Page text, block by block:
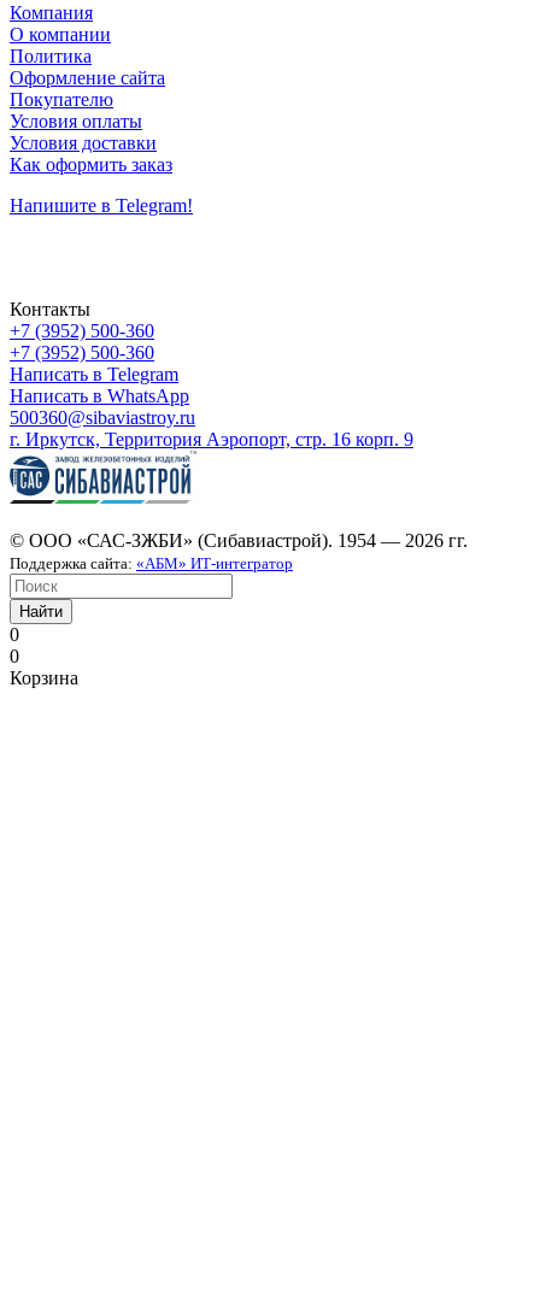
Компания
О компании
Политика
Оформление сайта
Покупателю
Условия оплаты
Условия доставки
Как оформить заказ
Напишите в Telegram!
Контакты
+7 (3952) 500-360
+7 (3952) 500-360
Написать в Telegram
Написать в WhatsApp
500360@sibaviastroy.ru
г. Иркутск, Территория Аэропорт, стр. 16 корп. 9
© ООО «САС-ЗЖБИ» (Сибавиастрой). 1954 — 2026 гг.
Поддержка сайта: «АБМ» ИТ-интегратор
Найти
0
0
Корзина